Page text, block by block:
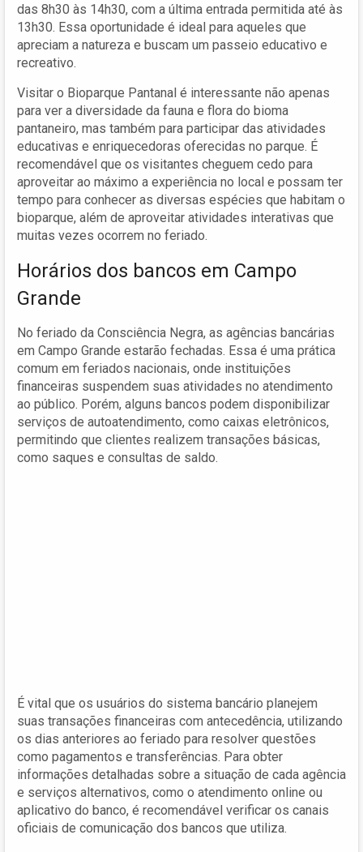
das 8h30 às 14h30, com a última entrada permitida até às
13h30. Essa oportunidade é ideal para aqueles que
apreciam a natureza e buscam um passeio educativo e
recreativo.
Visitar o Bioparque Pantanal é interessante não apenas
para ver a diversidade da fauna e flora do bioma
pantaneiro, mas também para participar das atividades
educativas e enriquecedoras oferecidas no parque. É
recomendável que os visitantes cheguem cedo para
aproveitar ao máximo a experiência no local e possam ter
tempo para conhecer as diversas espécies que habitam o
bioparque, além de aproveitar atividades interativas que
muitas vezes ocorrem no feriado.
Horários dos bancos em Campo
Grande
No feriado da Consciência Negra, as agências bancárias
em Campo Grande estarão fechadas. Essa é uma prática
comum em feriados nacionais, onde instituições
financeiras suspendem suas atividades no atendimento
ao público. Porém, alguns bancos podem disponibilizar
serviços de autoatendimento, como caixas eletrônicos,
permitindo que clientes realizem transações básicas,
como saques e consultas de saldo.
É vital que os usuários do sistema bancário planejem
suas transações financeiras com antecedência, utilizando
os dias anteriores ao feriado para resolver questões
como pagamentos e transferências. Para obter
informações detalhadas sobre a situação de cada agência
e serviços alternativos, como o atendimento online ou
aplicativo do banco, é recomendável verificar os canais
oficiais de comunicação dos bancos que utiliza.